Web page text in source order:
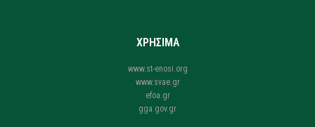
ΧΡΗΣΙΜΑ
www.st-enosi.org
www.svae.gr
efoa.gr
gga.gov.gr